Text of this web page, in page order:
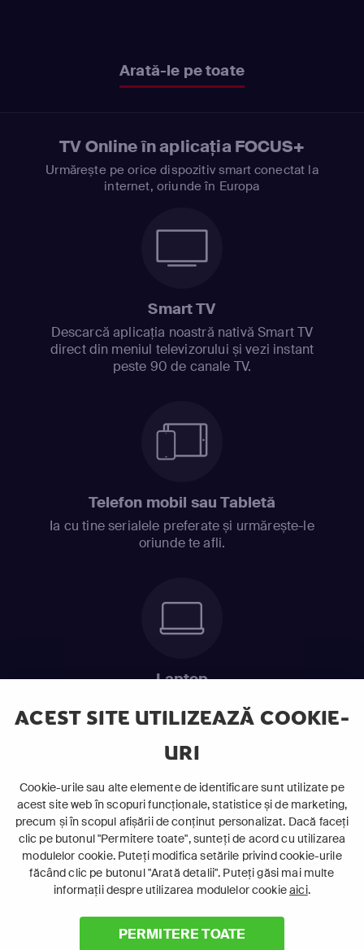
ACEST SITE UTILIZEAZĂ COOKIE-
URI
Cookie-urile sau alte elemente de identificare sunt utilizate pe
acest site web în scopuri funcționale, statistice și de marketing,
precum și în scopul afișării de conținut personalizat. Dacă faceți
clic pe butonul "Permitere toate", sunteți de acord cu utilizarea
modulelor cookie. Puteți modifica setările privind cookie-urile
făcând clic pe butonul "Arată detalii". Puteți găsi mai multe
informații despre utilizarea modulelor cookieaici.
PERMITERE TOATE
Arată-le pe toate
TV Online în aplicația FOCUS+
Urmărește pe orice dispozitiv smart conectat la
internet, oriunde în Europa
Smart TV
Descarcă aplicația noastră nativă Smart TV
direct din meniul televizorului și vezi instant
peste 90 de canale TV.
Telefon mobil sau Tabletă
Ia cu tine serialele preferate și urmărește-le
oriunde te afli.
Laptop
ABONEAZĂ-TE ACUM
Cerințe de sistem